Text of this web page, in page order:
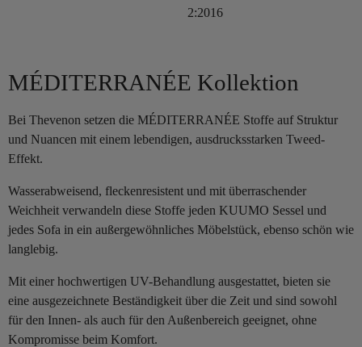
2:2016
MÉDITERRANÉE Kollektion
Bei Thevenon setzen die MÉDITERRANÉE Stoffe auf Struktur
und Nuancen mit einem lebendigen, ausdrucksstarken Tweed-
Effekt.
Wasserabweisend, fleckenresistent und mit überraschender
Weichheit verwandeln diese Stoffe jeden KUUMO Sessel und
jedes Sofa in ein außergewöhnliches Möbelstück, ebenso schön wie
langlebig.
Mit einer hochwertigen UV-Behandlung ausgestattet, bieten sie
eine ausgezeichnete Beständigkeit über die Zeit und sind sowohl
für den Innen- als auch für den Außenbereich geeignet, ohne
Kompromisse beim Komfort.